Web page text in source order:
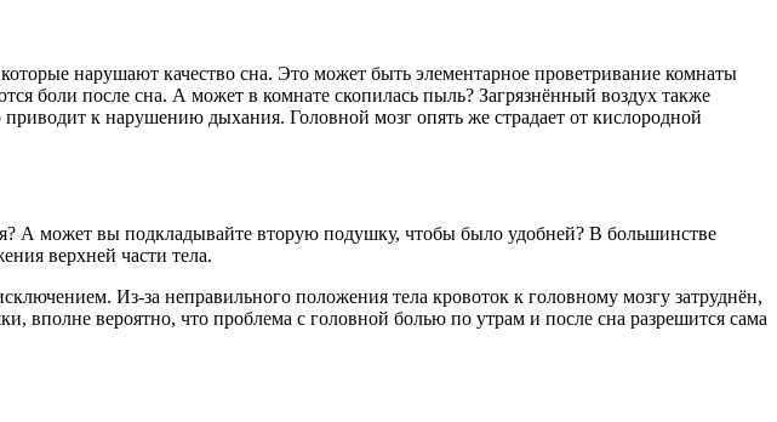
нарушают качество сна. Это может быть элементарное проветривание комнаты
боли после сна. А может в комнате скопилась пыль? Загрязнённый воздух также
к нарушению дыхания. Головной мозг опять же страдает от кислородной
А может вы подкладывайте вторую подушку, чтобы было удобней? В большинстве
верхней части тела.
Из-за неправильного положения тела кровоток к головному мозгу затруднён,
вполне вероятно, что проблема с головной болью по утрам и после сна разрешится сама